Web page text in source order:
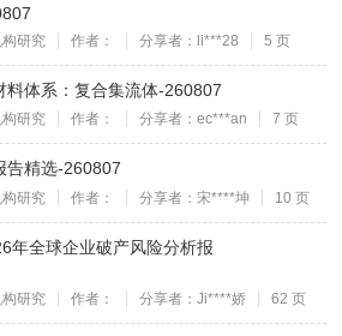
构研究 作者： 分享者：li***28 5 页
料体系：复合集流体-260807
构研究 作者： 分享者：ec***an 7 页
告精选-260807
构研究 作者： 分享者：宋****坤 10 页
年全球企业破产风险分析报
构研究 作者： 分享者：Ji****娇 62 页